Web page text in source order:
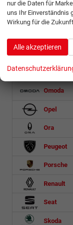
Microlino
Mitsubishi
Nissan
Omoda
Opel
Ora
Peugeot
Porsche
Renault
Seat
Skoda
nur die Daten für
uns Ihr Einverständnis
Wirkung für die
Alle akzeptieren